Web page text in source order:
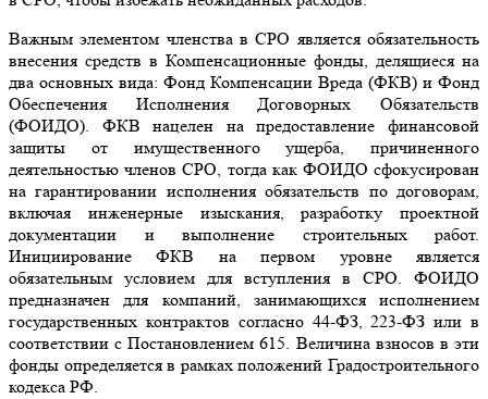
Важным элементом членства в СРО является обязательность
внесения средств в Компенсационные фонды, делящиеся на
два основных вида: Фонд Компенсации Вреда (ФКВ) и Фонд
Обеспечения Исполнения Договорных Обязательств
(ФОИДО). ФКВ нацелен на предоставление финансовой
защиты от имущественного ущерба, причиненного
деятельностью членов СРО, тогда как ФОИДО сфокусирован
на гарантировании исполнения обязательств по договорам,
включая инженерные изыскания, разработку проектной
документации и выполнение строительных работ.
Инициирование ФКВ на первом уровне является
обязательным условием для вступления в СРО. ФОИДО
предназначен для компаний, занимающихся исполнением
государственных контрактов согласно 44-ФЗ, 223-ФЗ или в
соответствии с Постановлением 615. Величина взносов в эти
фонды определяется в рамках положений Градостроительного
кодекса РФ.